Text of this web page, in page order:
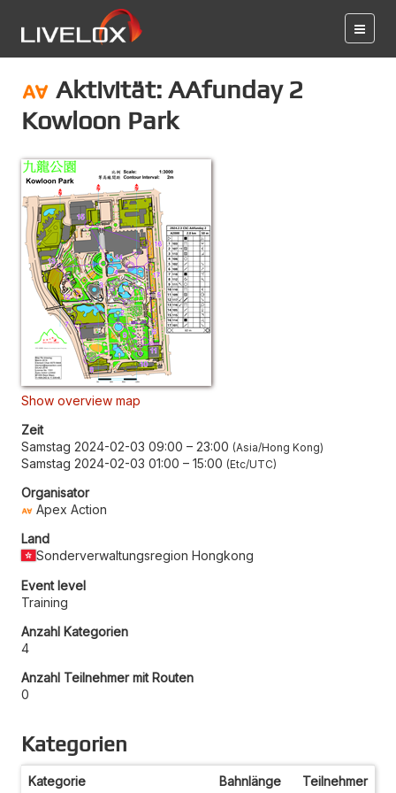
Aktivität: AAfunday 2
Kowloon Park
Show overview map
Zeit
Samstag 2024-02-03 09:00 – 23:00 Asia/Hong Kong
Samstag 2024-02-03 01:00 – 15:00 Etc/UTC
Organisator
Apex Action
Land
Sonderverwaltungsregion Hongkong
Event level
Training
Anzahl Kategorien
4
Anzahl Teilnehmer mit Routen
0
Kategorien
Kategorie Bahnlänge Teilnehmer